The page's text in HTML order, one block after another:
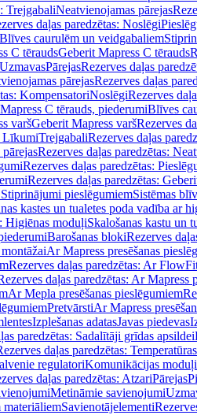
TrejgabaliNeatvienojamas pārejas
daļas paredzētas: Noslēgi
Blīves caurulēm un veidgabaliem
C tēraudsGeberit Mapress C tērauds
PārejasRezerves daļas
pārejasRezerves daļas
KompensatoriNoslēgiRezerves
C tērauds, piederumiBlīves
varšGeberit Mapress varšRezerves
LīkumiTrejgabaliRezerves daļas
Rezerves daļas paredzētas:
Rezerves daļas paredzētas:
Rezerves daļas paredzētas:
pieslēgumiemSistēmas
kastes un tualetes poda vadība ar
Higiēnas moduļiSkalošanas kastu un
Barošanas blokiRezerves
Ar Mapress presēšanas
Rezerves daļas paredzētas: Ar
daļas paredzētas: Ar Mapress
Ar Mepla presēšanas pieslēgumiem
PretvārstiAr Mapress
Izplešanas adatasJavas piedevas
paredzētas: Sadalītāji grīdas apsildei
daļas paredzētas:
regulatoriKomunikācijas moduļi
daļas paredzētas: AtzariPārejas
Metināmie savienojumi
materiāliemSavienotājelementi